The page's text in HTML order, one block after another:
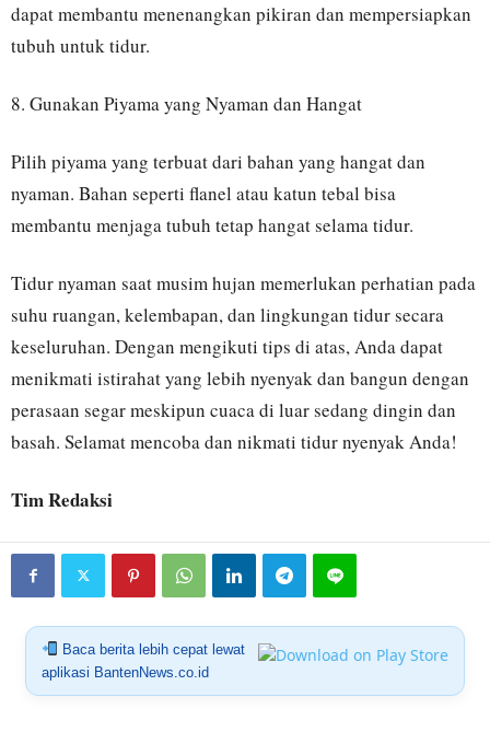
dapat membantu menenangkan pikiran dan mempersiapkan
tubuh untuk tidur.
8. Gunakan Piyama yang Nyaman dan Hangat
Pilih piyama yang terbuat dari bahan yang hangat dan
nyaman. Bahan seperti flanel atau katun tebal bisa
membantu menjaga tubuh tetap hangat selama tidur.
Tidur nyaman saat musim hujan memerlukan perhatian pada
suhu ruangan, kelembapan, dan lingkungan tidur secara
keseluruhan. Dengan mengikuti tips di atas, Anda dapat
menikmati istirahat yang lebih nyenyak dan bangun dengan
perasaan segar meskipun cuaca di luar sedang dingin dan
basah. Selamat mencoba dan nikmati tidur nyenyak Anda!
Tim Redaksi
Baca berita lebih cepat lewat
aplikasi BantenNews.co.id